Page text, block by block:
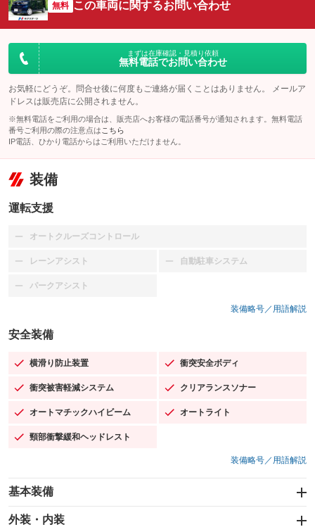
無料 この車両に関するお問い合わせ
まずは在庫確認・見積り依頼
無料電話でお問い合わせ
お気軽にどうぞ。問合せ後に何度もご連絡が届くことはありません。 メールア
ドレスは販売店に公開されません。
※無料電話をご利用の場合は、販売店へお客様の電話番号が通知されます。無料電話
番号ご利用の際の注意点は こちら
IP電話、ひかり電話からはご利用いただけません。
装備
運転支援
オートクルーズコントロール
：装備なし
レーンアシスト
：装備なし 自動駐車システム
：装備なし
パークアシスト
：装備なし
装備略号／用語解説
安全装備
横滑り防止装置
：装備あり 衝突安全ボディ
：装備あり
衝突被害軽減システム
：装備あり クリアランスソナー
：装備あり
オートマチックハイビーム
：装備あり オートライト
：装備あり
頸部衝撃緩和ヘッドレスト
：装備あり
装備略号／用語解説
基本装備
エアバッグ：運転席/助手席/サイド
：装備あり
外装・内装